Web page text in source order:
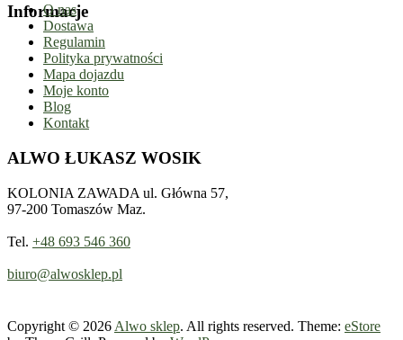
Informacje
O nas
Dostawa
Regulamin
Polityka prywatności
Mapa dojazdu
Moje konto
Blog
Kontakt
ALWO ŁUKASZ WOSIK
KOLONIA ZAWADA ul. Główna 57,
97-200 Tomaszów Maz.
Tel. +48 693 546 360
biuro@alwosklep.pl
Copyright © 2026 Alwo sklep. All rights reserved. Theme: eStore